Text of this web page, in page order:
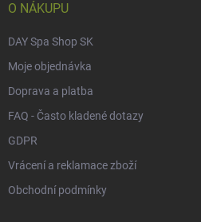
O NÁKUPU
DAY Spa Shop SK
Moje objednávka
Doprava a platba
FAQ - Často kladené dotazy
GDPR
Vrácení a reklamace zboží
Obchodní podmínky